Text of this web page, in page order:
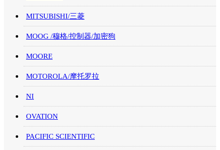
MITSUBISHI/三菱
MOOG /穆格/控制器/加密狗
MOORE
MOTOROLA/摩托罗拉
NI
OVATION
PACIFIC SCIENTIFIC